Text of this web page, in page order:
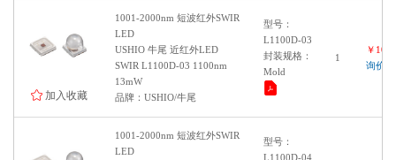
加入收藏
1001-2000nm 短波红外SWIR
LED
USHIO 牛尾 近红外LED
SWIR L1100D-03 1100nm
13mW
品牌：USHIO/牛尾
型号：
L1100D-03
封装规格：
Mold
1
￥
询价
1001-2000nm 短波红外SWIR
LED
型号：
L1100D-04